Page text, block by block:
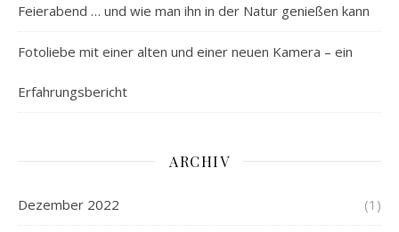
Feierabend … und wie man ihn in der Natur genießen kann
Fotoliebe mit einer alten und einer neuen Kamera – ein
Erfahrungsbericht
ARCHIV
Dezember 2022 (1)